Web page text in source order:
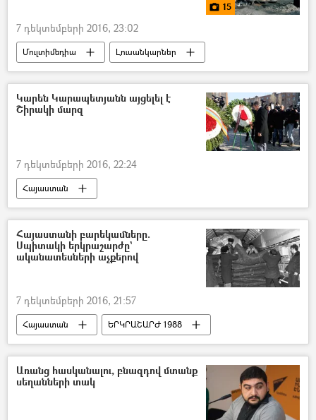
15
7 դեկտեմբերի 2016, 23:02
Մուլտիմեդիա
Լուսանկարներ
ԵՐԿՐԱՇԱՐԺ 1988
Կարեն Կարապետյանն այցելել է
Շիրակի մարզ
7 դեկտեմբերի 2016, 22:24
Հայաստան
ՀՀ վարչապետ Կարեն Կարապետյան
Հայաստանի բարեկամները.
Սպիտակի երկրաշարժը`
ականատեսների աչքերով
7 դեկտեմբերի 2016, 21:57
Հայաստան ԵՐԿՐԱՇԱՐԺ 1988
Առանց հասկանալու, բնազդով մտանք
սեղանների տակ